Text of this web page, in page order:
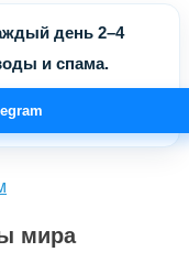
день 2–4
и спама.
мира